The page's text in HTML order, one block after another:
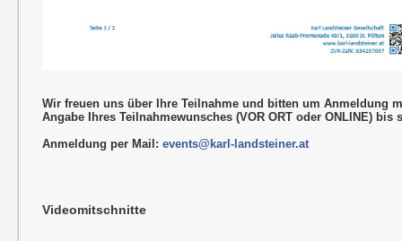
Wir freuen uns über Ihre Teilnahme und bitten um Anmeldung
Angabe Ihres Teilnahmewunsches (VOR ORT oder ONLINE) bis
Anmeldung per Mail:events@karl-landsteiner.at
Videomitschnitte